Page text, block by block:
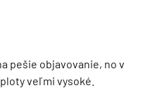
pešie objavovanie, no v
veľmi vysoké.